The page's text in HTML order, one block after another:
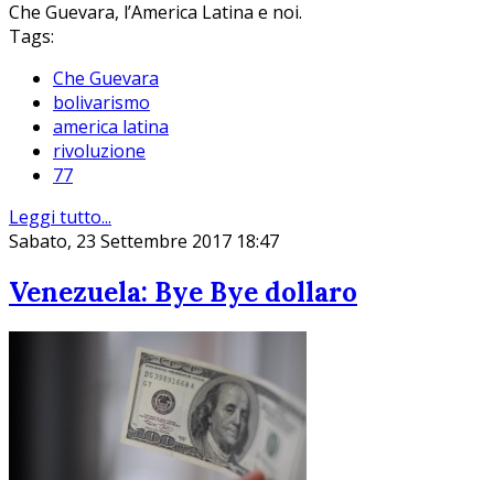
Che Guevara, l’America Latina e noi.
Tags:
Che Guevara
bolivarismo
america latina
rivoluzione
77
Leggi tutto...
Sabato, 23 Settembre 2017 18:47
Venezuela: Bye Bye dollaro